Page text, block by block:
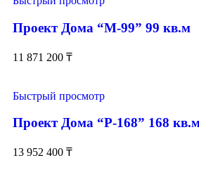
Проект Дома “М-99” 99 кв.м
11 871 200 ₸
Быстрый просмотр
Проект Дома “Р-168” 168
13 952 400 ₸